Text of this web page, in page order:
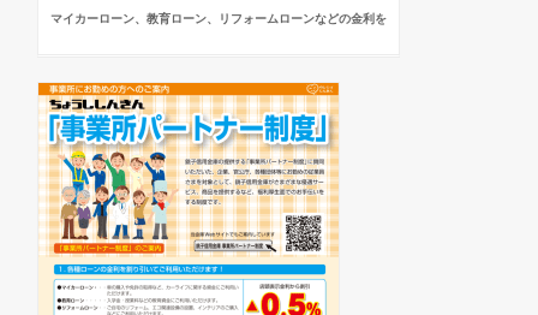
マイカーローン、教育ローン、リフォームローンなどの金利を